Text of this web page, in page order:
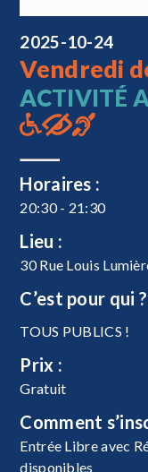
2025-10-24
Vendredi
ACTIVITÉ
Horaires :
20:30 - 21:30
Lieu :
30 Rue Louis
C’est pour qui
TOUS PUBLICS !
Prix :
Gratuit
Comment
Entrée Libre avec
disponibles